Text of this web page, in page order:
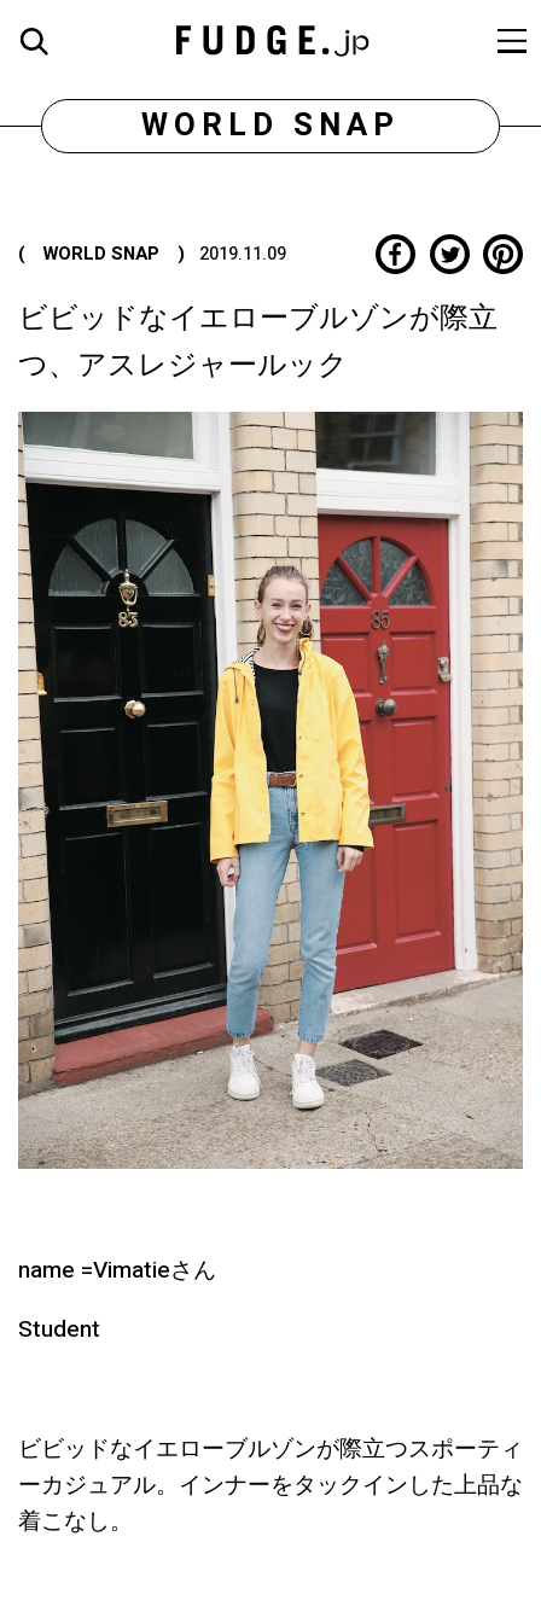
WORLD SNAP
( WORLD SNAP ) 2019.11.09
ビビッドなイエローブルゾンが際立
つ、アスレジャールック
name =Vimatieさん
Student
ビビッドなイエローブルゾンが際立つスポーティ
ーカジュアル。インナーをタックインした上品な
着こなし。